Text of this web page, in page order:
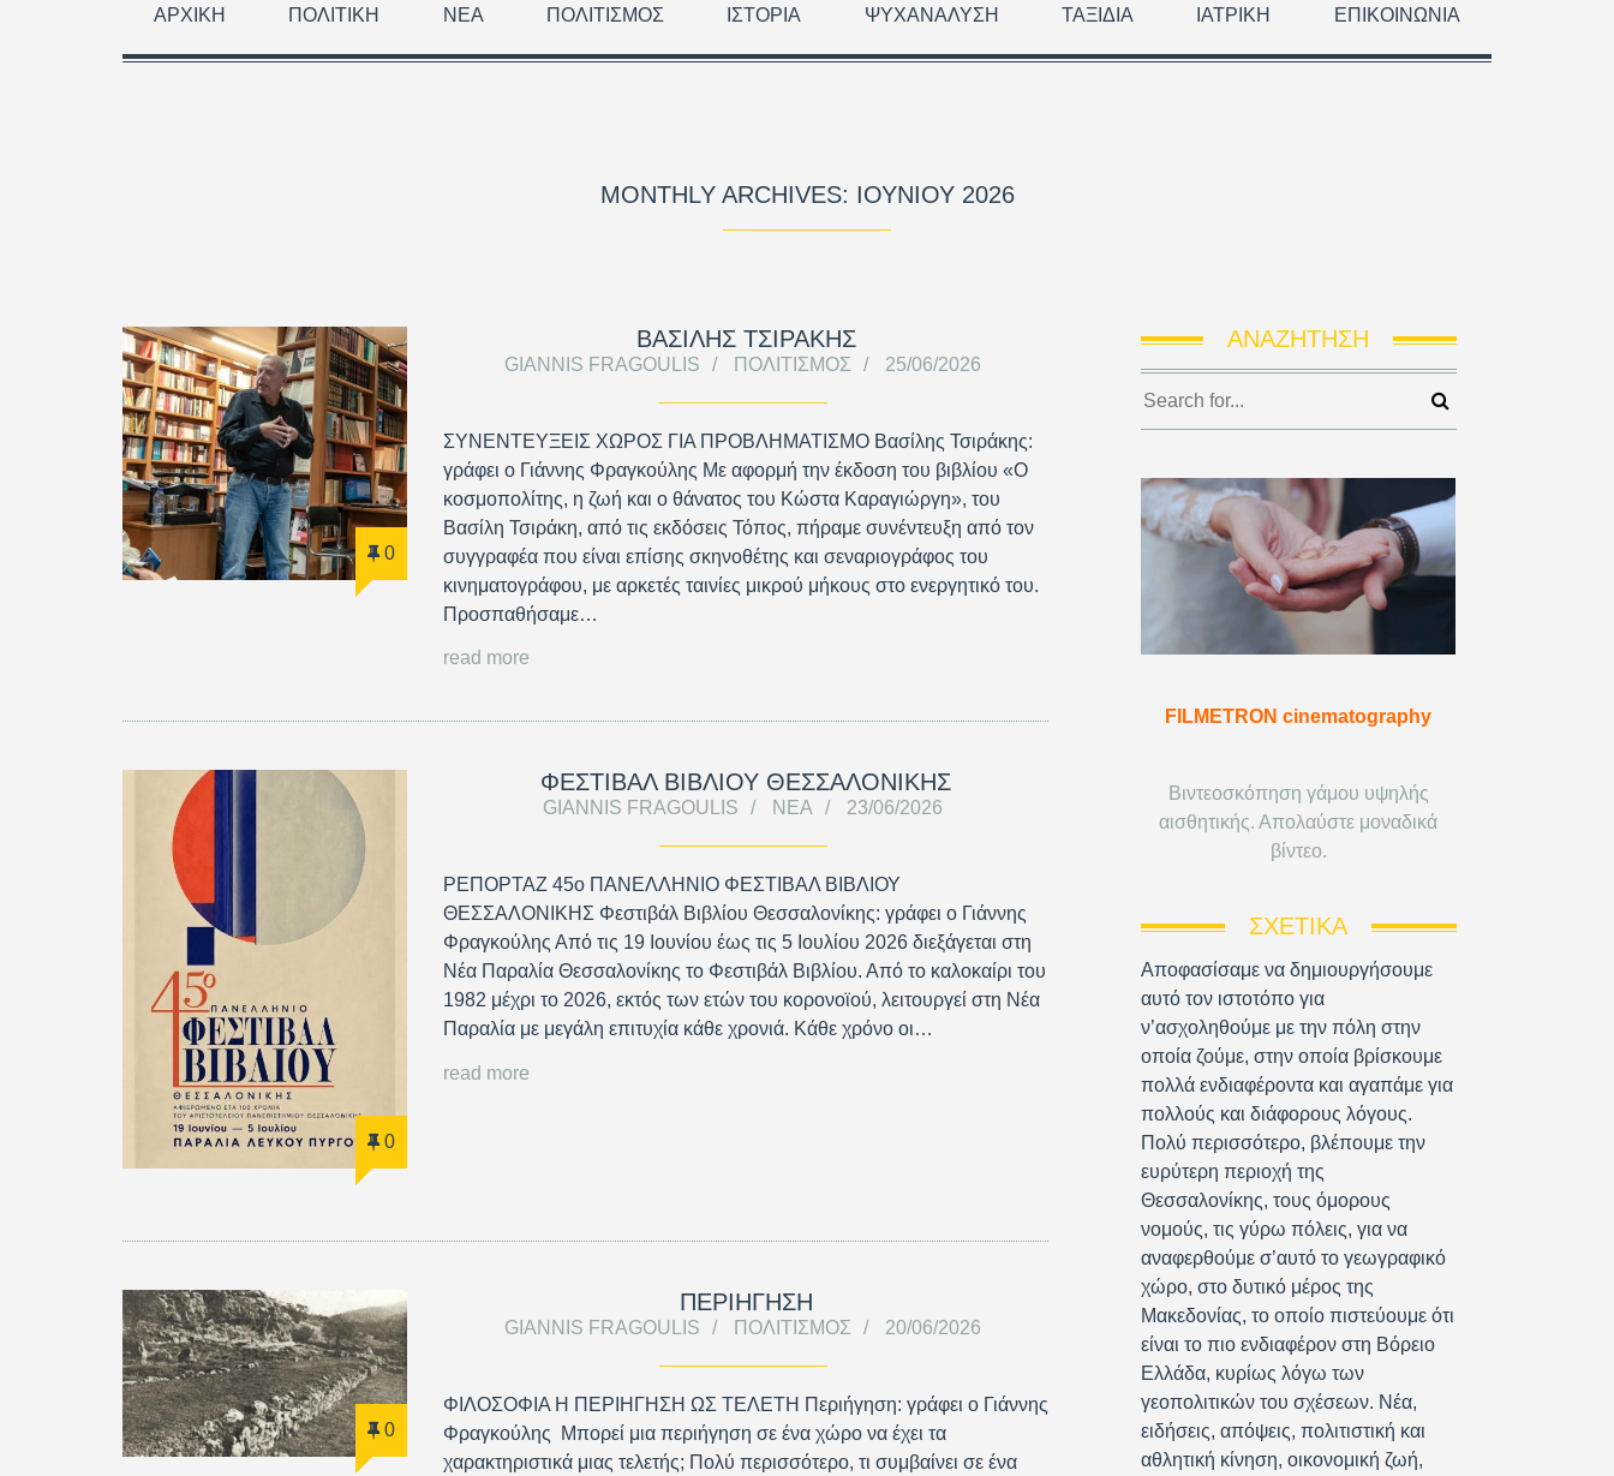
ΑΡΧΙΚΉ ΠΟΛΙΤΙΚΉ ΝΈΑ ΠΟΛΙΤΙΣΜΌΣ ΙΣΤΟΡΊΑ ΨΥΧΑΝΆΛΥΣΗ ΤΑΞΊΔΙΑ ΙΑΤΡΙΚΉ ΕΠΙΚΟΙΝΩΝΊΑ
MONTHLY ARCHIVES: ΙΟΥΝΊΟΥ 2026
0
ΒΑΣΊΛΗΣ ΤΣΙΡΆΚΗΣ
GIANNIS FRAGOULIS ΠΟΛΙΤΙΣΜΌΣ 25/06/2026
ΣΥΝΕΝΤΕΥΞΕΙΣ ΧΩΡΟΣ ΓΙΑ ΠΡΟΒΛΗΜΑΤΙΣΜΟ Βασίλης Τσιράκης:
γράφει ο Γιάννης Φραγκούλης Με αφορμή την έκδοση του βιβλίου «Ο
κοσμοπολίτης, η ζωή και ο θάνατος του Κώστα Καραγιώργη», του
Βασίλη Τσιράκη, από τις εκδόσεις Τόπος, πήραμε συνέντευξη από τον
συγγραφέα που είναι επίσης σκηνοθέτης και σεναριογράφος του
κινηματογράφου, με αρκετές ταινίες μικρού μήκους στο ενεργητικό του.
Προσπαθήσαμε…
read more
0
ΦΕΣΤΙΒΑΛ ΒΙΒΛΙΟΥ ΘΕΣΣΑΛΟΝΙΚΗΣ
GIANNIS FRAGOULIS ΝΈΑ 23/06/2026
ΡΕΠΟΡΤΑΖ 45ο ΠΑΝΕΛΛΗΝΙΟ ΦΕΣΤΙΒΑΛ ΒΙΒΛΙΟΥ
ΘΕΣΣΑΛΟΝΙΚΗΣ Φεστιβάλ Βιβλίου Θεσσαλονίκης: γράφει ο Γιάννης
Φραγκούλης Από τις 19 Ιουνίου έως τις 5 Ιουλίου 2026 διεξάγεται στη
Νέα Παραλία Θεσσαλονίκης το Φεστιβάλ Βιβλίου. Από το καλοκαίρι του
1982 μέχρι το 2026, εκτός των ετών του κορονοϊού, λειτουργεί στη Νέα
Παραλία με μεγάλη επιτυχία κάθε χρονιά. Κάθε χρόνο οι…
read more
0
ΠΕΡΙΗΓΗΣΗ
GIANNIS FRAGOULIS ΠΟΛΙΤΙΣΜΌΣ 20/06/2026
ΦΙΛΟΣΟΦΙΑ Η ΠΕΡΙΗΓΗΣΗ ΩΣ ΤΕΛΕΤΗ Περιήγηση: γράφει ο Γιάννης
Φραγκούλης Μπορεί μια περιήγηση σε ένα χώρο να έχει τα
χαρακτηριστικά μιας τελετής; Πολύ περισσότερο, τι συμβαίνει σε ένα
ΑΝΑΖΉΤΗΣΗ
FILMETRON cinematography
Βιντεοσκόπηση γάμου υψηλής
αισθητικής. Απολαύστε μοναδικά
βίντεο.
ΣΧΕΤΙΚΆ
Αποφασίσαμε να δημιουργήσουμε
αυτό τον ιστοτόπο για
ν’ασχοληθούμε με την πόλη στην
οποία ζούμε, στην οποία βρίσκουμε
πολλά ενδιαφέροντα και αγαπάμε για
πολλούς και διάφορους λόγους.
Πολύ περισσότερο, βλέπουμε την
ευρύτερη περιοχή της
Θεσσαλονίκης, τους όμορους
νομούς, τις γύρω πόλεις, για να
αναφερθούμε σ’αυτό το γεωγραφικό
χώρο, στο δυτικό μέρος της
Μακεδονίας, το οποίο πιστεύουμε ότι
είναι το πιο ενδιαφέρον στη Βόρειο
Ελλάδα, κυρίως λόγω των
γεοπολιτικών του σχέσεων. Νέα,
ειδήσεις, απόψεις, πολιτιστική και
αθλητική κίνηση, οικονομική ζωή,